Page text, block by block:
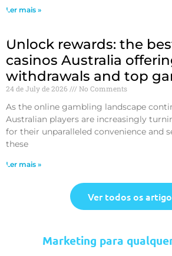
Ler mais »
Unlock rewards: the
casinos Australia
withdrawals and top
24 de July de 2026 No Comments
As the online gambling landscape
Australian players are increasingly
for their unparalleled convenience and
these
Ler mais »
Ver todos os
Marketing para